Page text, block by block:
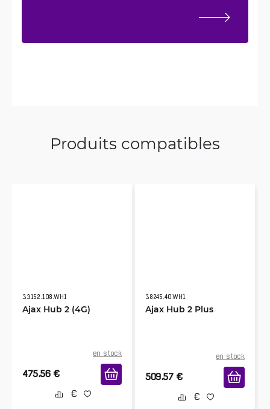
Produits compatibles
33152.108.WH1
Ajax Hub 2 (4G)
en stock
475.56 €
38245.40.WH1
Ajax Hub 2 Plus
en stock
509.57 €